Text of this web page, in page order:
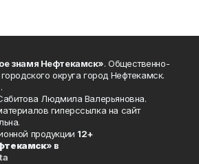
знамя Нефтекамск». Общественно-
округа город Нефтекамск.
Людмила Валерьяновна.
гиперссылка на сайт
продукции 12+
» в